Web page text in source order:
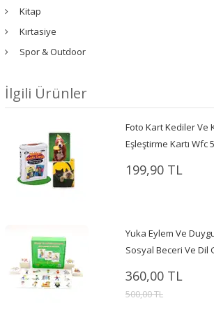
Kitap
Kırtasiye
Spor & Outdoor
İlgili Ürünler
Foto Kart Kediler Ve
Eşleştirme Kartı Wfc
199,90 TL
Yuka Eylem Ve
Sosyal Beceri Ve Dil
360,00 TL
500,00 TL